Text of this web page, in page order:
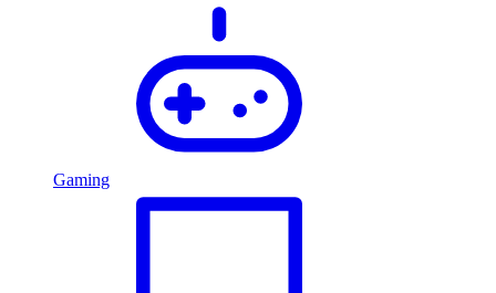
Gaming